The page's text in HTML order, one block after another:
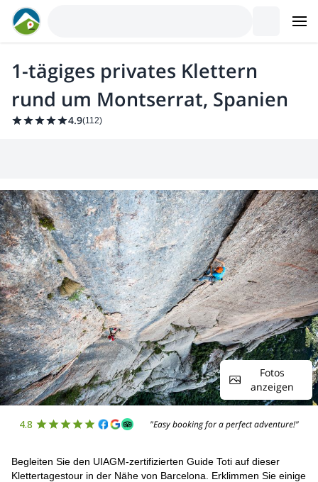
1-tägiges privates Klettern
rund um Montserrat, Spanien
4.9(112)
Fotos
anzeigen
4.8 "Easy booking for a perfect adventure!"
Begleiten Sie den UIAGM-zertifizierten Guide Toti auf dieser
Klettertagestour in der Nähe von Barcelona. Erklimmen Sie einige